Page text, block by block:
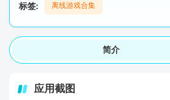
标签: 离线游戏合集
简介
应用截图